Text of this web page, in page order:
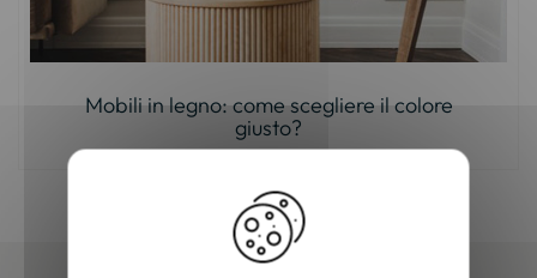
Mobili in legno: come scegliere il colore
giusto?